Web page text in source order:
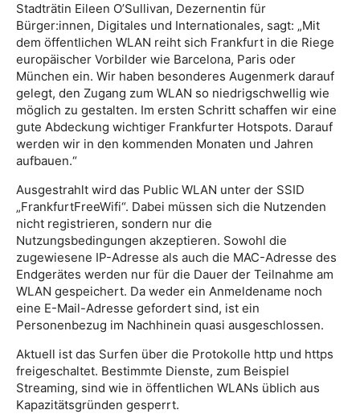
Stadträtin Eileen O’Sullivan, Dezernentin für
Bürger:innen, Digitales und Internationales, sagt: „Mit
dem öffentlichen WLAN reiht sich Frankfurt in die Riege
europäischer Vorbilder wie Barcelona, Paris oder
München ein. Wir haben besonderes Augenmerk darauf
gelegt, den Zugang zum WLAN so niedrigschwellig wie
möglich zu gestalten. Im ersten Schritt schaffen wir eine
gute Abdeckung wichtiger Frankfurter Hotspots. Darauf
werden wir in den kommenden Monaten und Jahren
aufbauen.“
Ausgestrahlt wird das Public WLAN unter der SSID
„FrankfurtFreeWifi“. Dabei müssen sich die Nutzenden
nicht registrieren, sondern nur die
Nutzungsbedingungen akzeptieren. Sowohl die
zugewiesene IP-Adresse als auch die MAC-Adresse des
Endgerätes werden nur für die Dauer der Teilnahme am
WLAN gespeichert. Da weder ein Anmeldename noch
eine E-Mail-Adresse gefordert sind, ist ein
Personenbezug im Nachhinein quasi ausgeschlossen.
Aktuell ist das Surfen über die Protokolle http und https
freigeschaltet. Bestimmte Dienste, zum Beispiel
Streaming, sind wie in öffentlichen WLANs üblich aus
Kapazitätsgründen gesperrt.